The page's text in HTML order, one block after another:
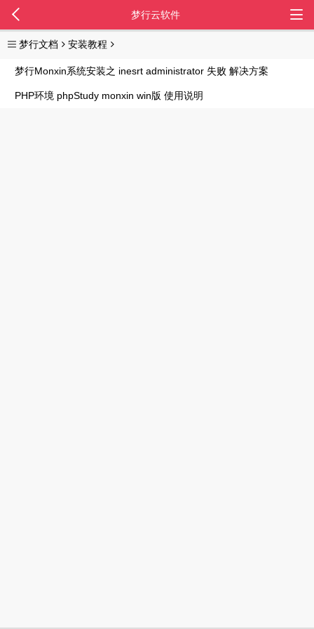
梦行文档 安装教程
梦行Monxin系统安装之 inesrt administrator 失败 解决方案
PHP环境 phpStudy monxin win版 使用说明
梦行云软件